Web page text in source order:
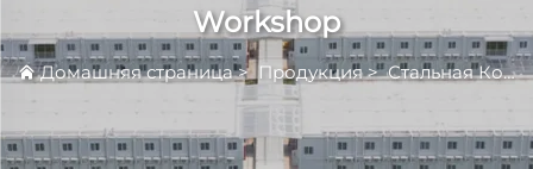
Workshop
Домашняя страница>Продукция>Стальная Конструкция